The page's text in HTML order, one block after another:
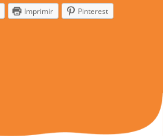
Imprimir Pinterest